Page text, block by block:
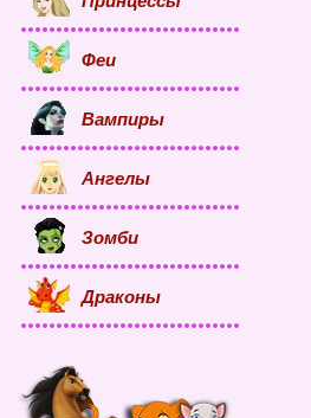
Феи
Вампиры
Ангелы
Зомби
Драконы